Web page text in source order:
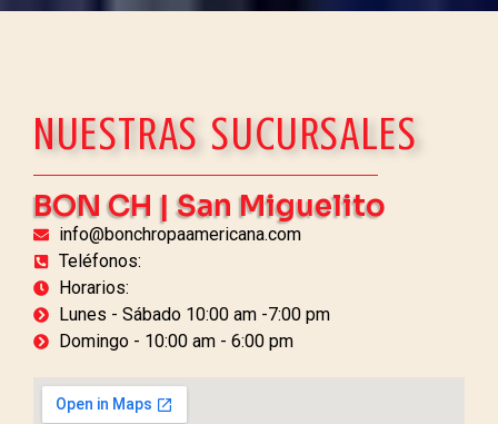
NUESTRAS SUCURSALES
BON CH | San Miguelito
info@bonchropaamericana.com
Teléfonos:
Horarios:
Lunes - Sábado 10:00 am -7:00 pm
Domingo - 10:00 am - 6:00 pm